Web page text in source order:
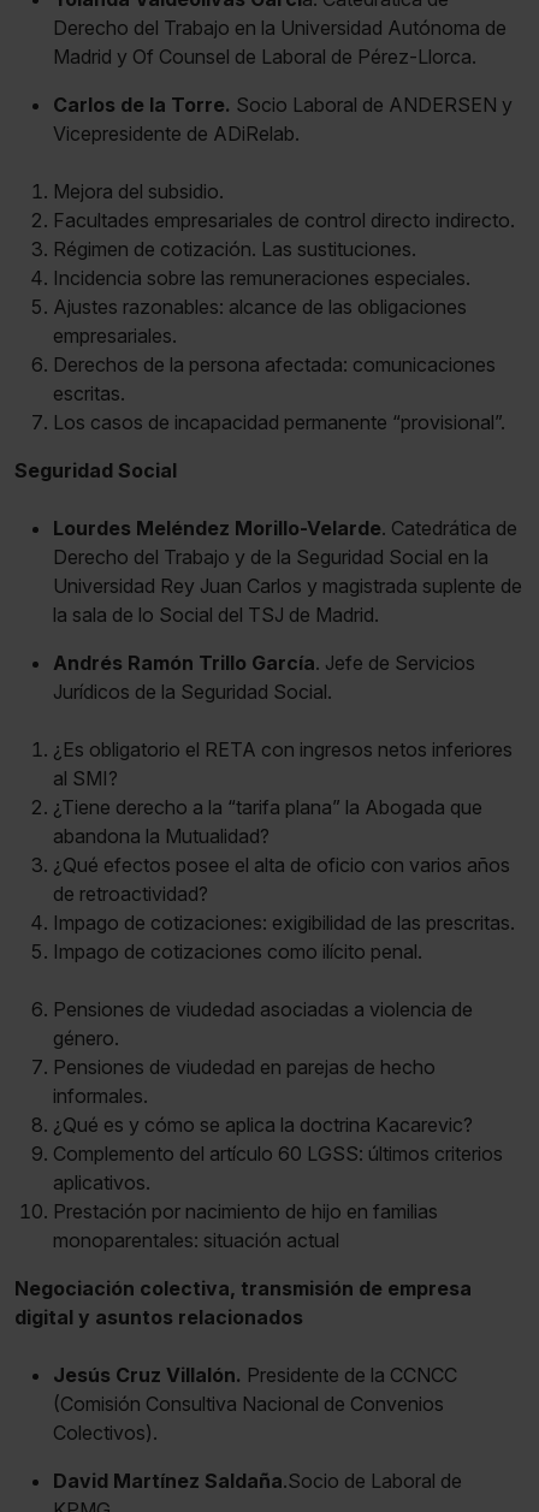
Derecho del Trabajo en la Universidad Autónoma de
Madrid y Of Counsel de Laboral de Pérez-Llorca.
Carlos de la Torre. Socio Laboral de ANDERSEN y
Vicepresidente de ADiRelab.
Mejora del subsidio.
Facultades empresariales de control directo indirecto.
Régimen de cotización. Las sustituciones.
Incidencia sobre las remuneraciones especiales.
Ajustes razonables: alcance de las obligaciones
empresariales.
Derechos de la persona afectada: comunicaciones
escritas.
Los casos de incapacidad permanente “provisional”.
Seguridad Social
Lourdes Meléndez Morillo-Velarde. Catedrática de
Derecho del Trabajo y de la Seguridad Social en la
Universidad Rey Juan Carlos y magistrada suplente de
la sala de lo Social del TSJ de Madrid.
Andrés Ramón Trillo García. Jefe de Servicios
Jurídicos de la Seguridad Social.
¿Es obligatorio el RETA con ingresos netos inferiores
al SMI?
¿Tiene derecho a la “tarifa plana” la Abogada que
abandona la Mutualidad?
¿Qué efectos posee el alta de oficio con varios años
de retroactividad?
Impago de cotizaciones: exigibilidad de las prescritas.
Impago de cotizaciones como ilícito penal.
Pensiones de viudedad asociadas a violencia de
género.
Pensiones de viudedad en parejas de hecho
informales.
¿Qué es y cómo se aplica la doctrina Kacarevic?
Complemento del artículo 60 LGSS: últimos criterios
aplicativos.
Prestación por nacimiento de hijo en familias
monoparentales: situación actual
Negociación colectiva, transmisión de empresa
digital y asuntos relacionados
Jesús Cruz Villalón. Presidente de la CCNCC
(Comisión Consultiva Nacional de Convenios
Colectivos).
David Martínez Saldaña.Socio de Laboral de